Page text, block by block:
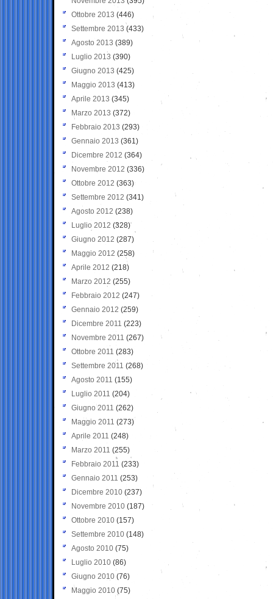
Ottobre 2013 (446)
Settembre 2013 (433)
Agosto 2013 (389)
Luglio 2013 (390)
Giugno 2013 (425)
Maggio 2013 (413)
Aprile 2013 (345)
Marzo 2013 (372)
Febbraio 2013 (293)
Gennaio 2013 (361)
Dicembre 2012 (364)
Novembre 2012 (336)
Ottobre 2012 (363)
Settembre 2012 (341)
Agosto 2012 (238)
Luglio 2012 (328)
Giugno 2012 (287)
Maggio 2012 (258)
Aprile 2012 (218)
Marzo 2012 (255)
Febbraio 2012 (247)
Gennaio 2012 (259)
Dicembre 2011 (223)
Novembre 2011 (267)
Ottobre 2011 (283)
Settembre 2011 (268)
Agosto 2011 (155)
Luglio 2011 (204)
Giugno 2011 (262)
Maggio 2011 (273)
Aprile 2011 (248)
Marzo 2011 (255)
Febbraio 2011 (233)
Gennaio 2011 (253)
Dicembre 2010 (237)
Novembre 2010 (187)
Ottobre 2010 (157)
Settembre 2010 (148)
Agosto 2010 (75)
Luglio 2010 (86)
Giugno 2010 (76)
Maggio 2010 (75)